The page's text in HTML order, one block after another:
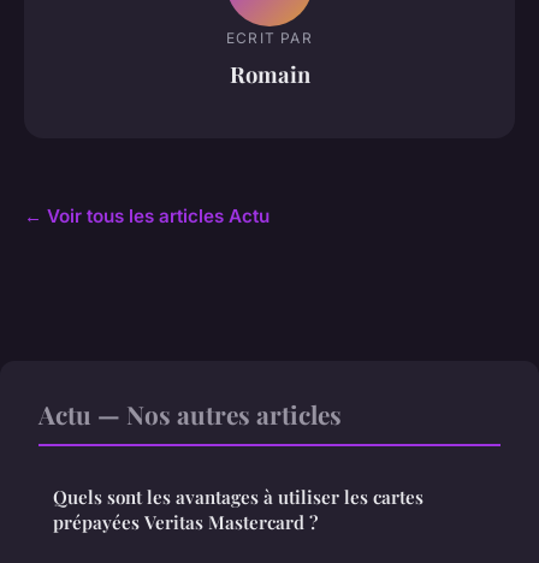
ECRIT PAR
Romain
← Voir tous les articles Actu
Actu — Nos autres articles
Quels sont les avantages à utiliser les cartes
prépayées Veritas Mastercard ?